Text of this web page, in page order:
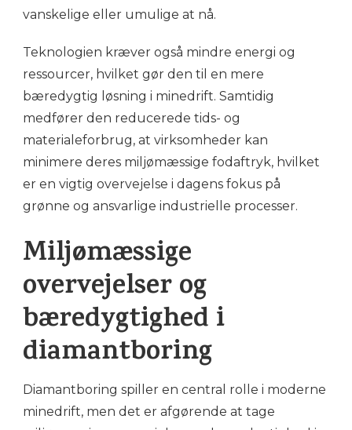
vanskelige eller umulige at nå.
Teknologien kræver også mindre energi og
ressourcer, hvilket gør den til en mere
bæredygtig løsning i minedrift. Samtidig
medfører den reducerede tids- og
materialeforbrug, at virksomheder kan
minimere deres miljømæssige fodaftryk, hvilket
er en vigtig overvejelse i dagens fokus på
grønne og ansvarlige industrielle processer.
Miljømæssige
overvejelser og
bæredygtighed i
diamantboring
Diamantboring spiller en central rolle i moderne
minedrift, men det er afgørende at tage